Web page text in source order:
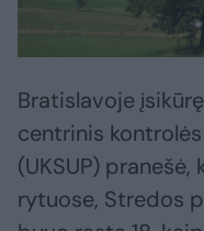
Bratislavoje
centrinis
(UKSUP)
rytuose, Stredos